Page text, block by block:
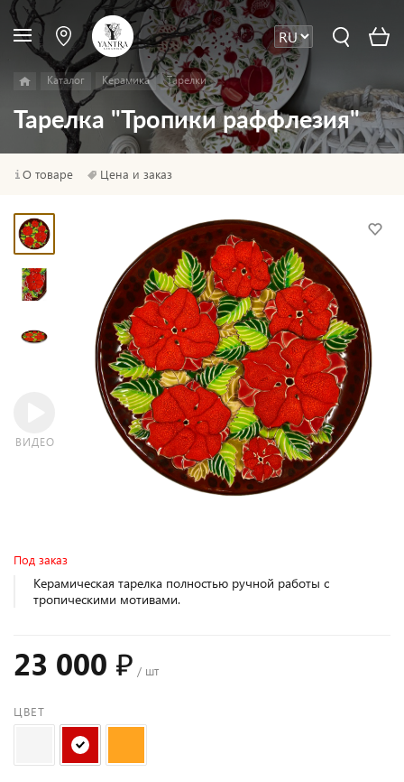
Каталог Керамика Тарелки
Тарелка "Тропики раффлезия"
О товаре Цена и заказ
ВИДЕО
Под заказ
Керамическая тарелка полностью ручной работы с
тропическими мотивами.
23 000 ₽ / шт
ЦВЕТ